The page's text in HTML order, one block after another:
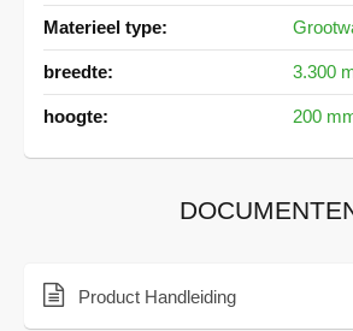
3.300
200
Product Handleiding